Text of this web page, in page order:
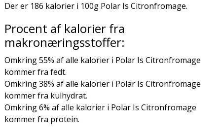
Der er 186 kalorier i 100g Polar Is Citronfromage.
Procent af kalorier fra
makronæringsstoffer:
Omkring 55% af alle kalorier i Polar Is Citronfromage
kommer fra fedt.
Omkring 38% af alle kalorier i Polar Is Citronfromage
kommer fra kulhydrat.
Omkring 6% af alle kalorier i Polar Is Citronfromage
kommer fra protein.